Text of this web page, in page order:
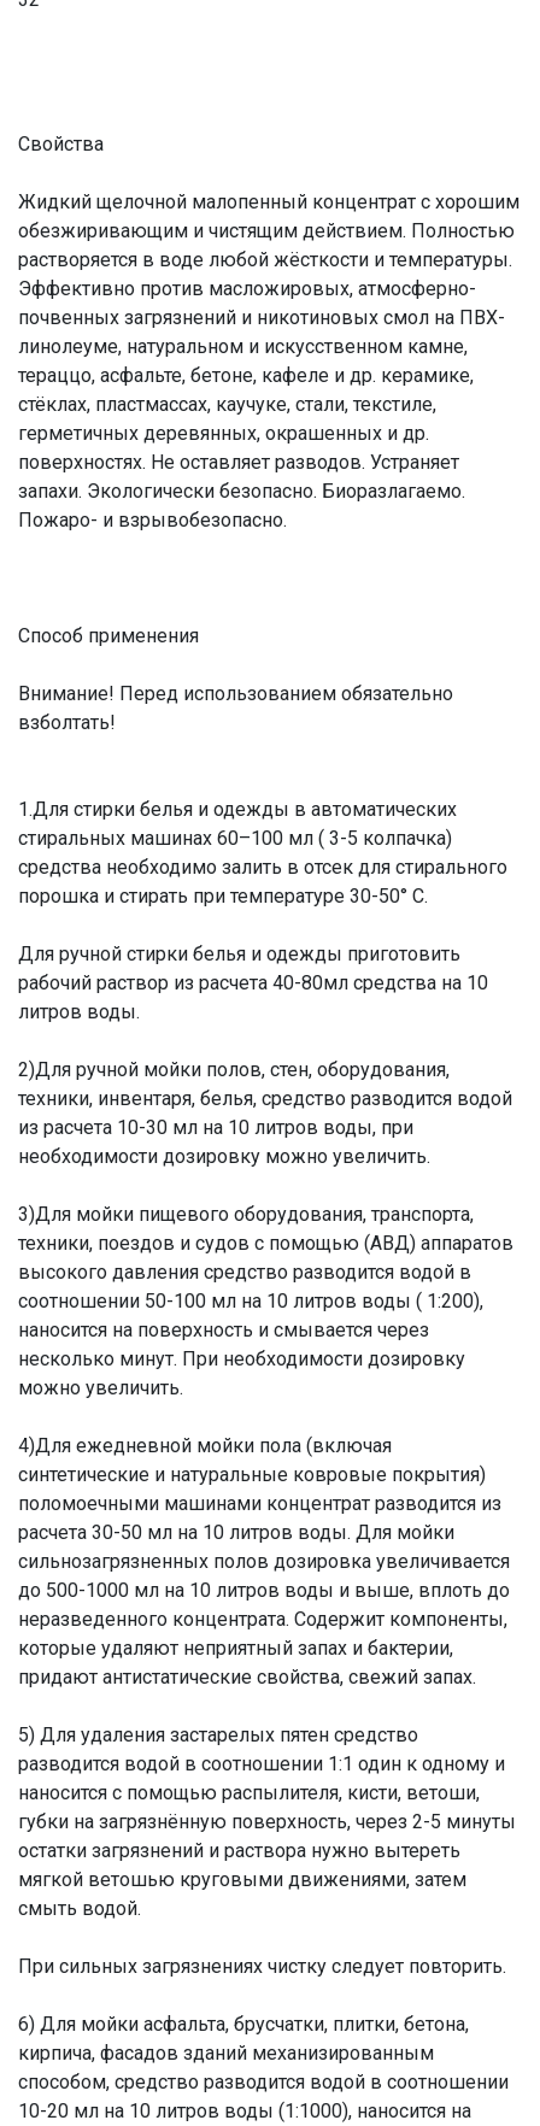
Свойства
Жидкий щелочной малопенный концентрат с хорошим
обезжиривающим и чистящим действием. Полностью
растворяется в воде любой жёсткости и температуры.
Эффективно против масложировых, атмосферно-
почвенных загрязнений и никотиновых смол на ПВХ-
линолеуме, натуральном и искусственном камне,
тераццо, асфальте, бетоне, кафеле и др. керамике,
стёклах, пластмассах, каучуке, стали, текстиле,
герметичных деревянных, окрашенных и др.
поверхностях. Не оставляет разводов. Устраняет
запахи. Экологически безопасно. Биоразлагаемо.
Пожаро- и взрывобезопасно.
Способ применения
Внимание! Перед использованием обязательно
взболтать!
1.Для стирки белья и одежды в автоматических
стиральных машинах 60–100 мл ( 3-5 колпачка)
средства необходимо залить в отсек для стирального
порошка и стирать при температуре 30-50° С.
Для ручной стирки белья и одежды приготовить
рабочий раствор из расчета 40-80мл средства на 10
литров воды.
2)Для ручной мойки полов, стен, оборудования,
техники, инвентаря, белья, средство разводится водой
из расчета 10-30 мл на 10 литров воды, при
необходимости дозировку можно увеличить.
3)Для мойки пищевого оборудования, транспорта,
техники, поездов и судов с помощью (АВД) аппаратов
высокого давления средство разводится водой в
соотношении 50-100 мл на 10 литров воды ( 1:200),
наносится на поверхность и смывается через
несколько минут. При необходимости дозировку
можно увеличить.
4)Для ежедневной мойки пола (включая
синтетические и натуральные ковровые покрытия)
поломоечными машинами концентрат разводится из
расчета 30-50 мл на 10 литров воды. Для мойки
сильнозагрязненных полов дозировка увеличивается
до 500-1000 мл на 10 литров воды и выше, вплоть до
неразведенного концентрата. Содержит компоненты,
которые удаляют неприятный запах и бактерии,
придают антистатические свойства, свежий запах.
5) Для удаления застарелых пятен средство
разводится водой в соотношении 1:1 один к одному и
наносится с помощью распылителя, кисти, ветоши,
губки на загрязнённую поверхность, через 2-5 минуты
остатки загрязнений и раствора нужно вытереть
мягкой ветошью круговыми движениями, затем
смыть водой.
При сильных загрязнениях чистку следует повторить.
6) Для мойки асфальта, брусчатки, плитки, бетона,
кирпича, фасадов зданий механизированным
способом, средство разводится водой в соотношении
10-20 мл на 10 литров воды (1:1000), наносится на